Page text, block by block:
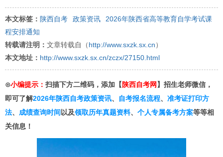
本文标签： 陕西自考 政策资讯
2026年陕西省高等教育自学考试课
程安排通知
转载请注明： 文章转载自（ http://www.sxzk.sx.cn ）
本文地址： http://www.sxzk.sx.cn/zczx/27150.html
⊙小编提示： 扫描下方二维码，添加【 陕西自考网 】招生老师微信，
即可了解2026年陕西自考政策资讯、 自考报名流程、 准考证打印方
法、 成绩查询时间 以及领取历年真题资料、 个人专属备考方案等等相
关信息！